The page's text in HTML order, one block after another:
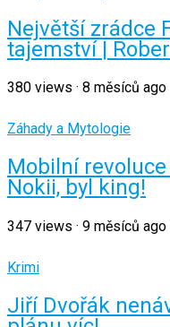
Největší zrádce
tajemství |
380 views · 8 měsíců ago
Záhady a Mytologie
Mobilní revoluce
Nokii, byl king!
347 views · 9 měsíců ago
Krimi
Jiří Dvořák